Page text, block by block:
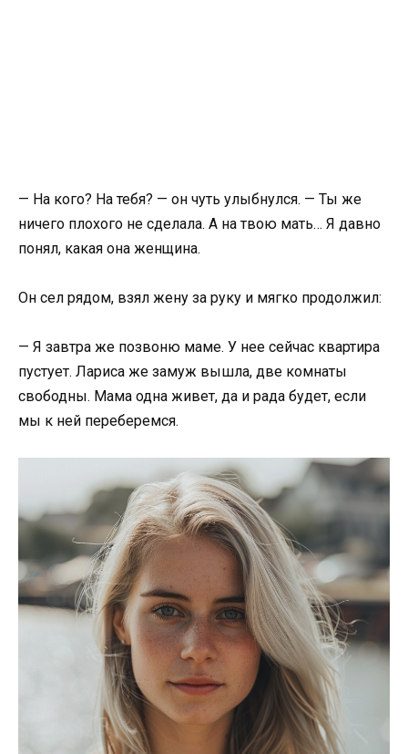
— На кого? На тебя? — он чуть улыбнулся. — Ты же
ничего плохого не сделала. А на твою мать… Я давно
понял, какая она женщина.
Он сел рядом, взял жену за руку и мягко продолжил:
— Я завтра же позвоню маме. У нее сейчас квартира
пустует. Лариса же замуж вышла, две комнаты
свободны. Мама одна живет, да и рада будет, если
мы к ней переберемся.